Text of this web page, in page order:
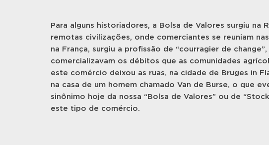
Para alguns historiadores, a Bolsa de Valores surgiu na
remotas civilizações, onde comerciantes se reuniam
na França, surgiu a profissão de “courragier de
comercializavam os débitos que as comunidades
este comércio deixou as ruas, na cidade de Bruges in
na casa de um homem chamado Van de Burse, o que
sinônimo hoje da nossa “Bolsa de Valores” ou de
este tipo de comércio.